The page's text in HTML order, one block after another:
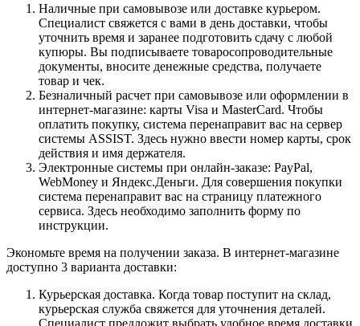
Наличные при самовывозе или доставке курьером.
Специалист свяжется с вами в день доставки, чтобы
уточнить время и заранее подготовить сдачу с любой
купюры. Вы подписываете товаросопроводительные
документы, вносите денежные средства, получаете
товар и чек.
Безналичный расчет при самовывозе или оформлении в
интернет-магазине: карты Visa и MasterCard. Чтобы
оплатить покупку, система перенаправит вас на сервер
системы ASSIST. Здесь нужно ввести номер карты, срок
действия и имя держателя.
Электронные системы при онлайн-заказе: PayPal,
WebMoney и Яндекс.Деньги. Для совершения покупки
система перенаправит вас на страницу платежного
сервиса. Здесь необходимо заполнить форму по
инструкции.
Экономьте время на получении заказа. В интернет-магазине
доступно 3 варианта доставки:
Курьерская доставка. Когда товар поступит на склад,
курьерская служба свяжется для уточнения деталей.
Специалист предложит выбрать удобное время доставки